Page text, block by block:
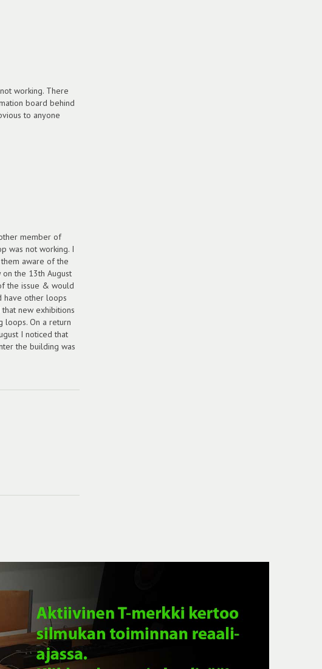
working. There
board behind
to anyone
member of
was not working. I
aware of the
the 13th August
the issue & would
have other loops
new exhibitions
loops. On a return
I noticed that
the building was